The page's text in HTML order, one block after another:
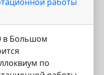
в Большом
по